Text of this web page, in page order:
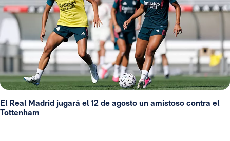
El Real Madrid jugará el 12 de agosto un amistoso contra el
Tottenham